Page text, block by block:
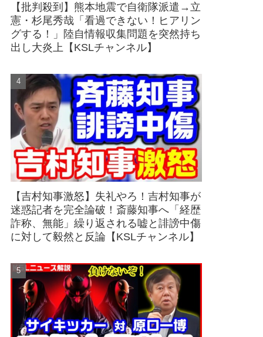
【批判殺到】熊本地震で自衛隊派遣→立
憲・杉尾秀哉「看過できない！ヒアリン
グする！」陸自情報収集問題を突然持ち
出し大炎上【KSLチャンネル】
【吉村知事激怒】失礼やろ！吉村知事が
迷惑記者を完全論破！斎藤知事へ「経歴
詐称、無能」繰り返される嘘と誹謗中傷
に対して毅然と反論【KSLチャンネル】